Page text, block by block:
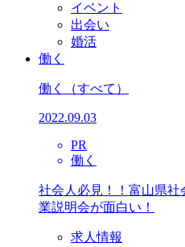
イベント
出会い
婚活
働く
働く （すべて）
2022.09.03
PR
働く
社会人必見！！富山県
業説明会が面白い！
求人情報